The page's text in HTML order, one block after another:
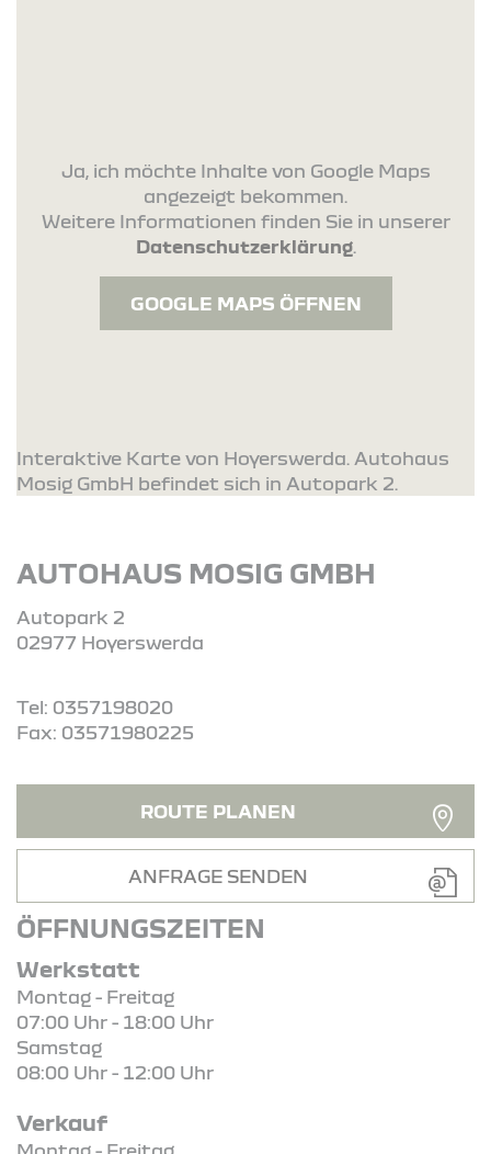
Ja, ich möchte Inhalte von Google Maps
angezeigt bekommen.
Weitere Informationen finden Sie in unserer
Datenschutzerklärung.
GOOGLE MAPS ÖFFNEN
Interaktive Karte von Hoyerswerda. Autohaus
Mosig GmbH befindet sich in Autopark 2.
AUTOHAUS MOSIG GMBH
Autopark 2
02977 Hoyerswerda
Tel: 0357198020
Fax: 03571980225
ROUTE PLANEN
ANFRAGE SENDEN
ÖFFNUNGSZEITEN
Werkstatt
Montag - Freitag
07:00 Uhr - 18:00 Uhr
Samstag
08:00 Uhr - 12:00 Uhr
Verkauf